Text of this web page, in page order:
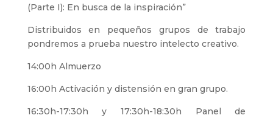
(Parte I): En busca de la inspiración”
Distribuidos en pequeños grupos de trabajo
pondremos a prueba nuestro intelecto creativo.
14:00h Almuerzo
16:00h Activación y distensión en gran grupo.
16:30h-17:30h y 17:30h-18:30h Panel de